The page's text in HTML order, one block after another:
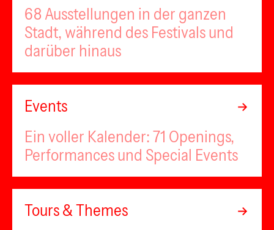
68 Ausstellungen in der ganzen
Stadt, während des Festivals und
darüber hinaus
Events
Ein voller Kalender: 71 Openings,
Performances und Special Events
Tours & Themes